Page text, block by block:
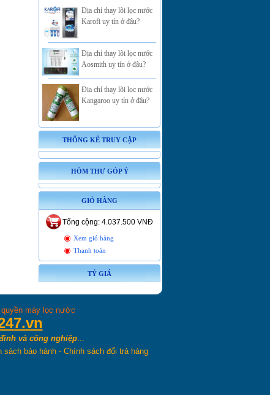
Địa chỉ thay lõi lọc nước
Karofi uy tín ở đâu?
Địa chỉ thay lõi lọc nước
Aosmith uy tín ở đâu?
Địa chỉ thay lõi lọc nước
Kangaroo uy tín ở đâu?
THỐNG KÊ TRUY CẬP
HÒM THƯ GÓP Ý
GIỎ HÀNG
Tổng cộng: 4.037.500 VNĐ
Xem giỏ hàng
Thanh toán
TỶ GIÁ
máy lọc nước
và công nghiệp...
sách bảo hành - Chính sách đổi trả hàng